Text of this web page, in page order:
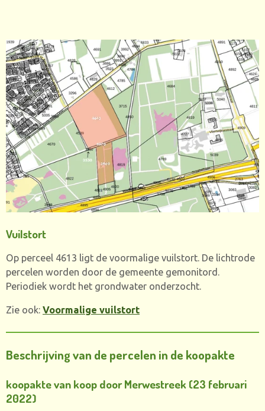
Vuilstort
Op perceel 4613 ligt de voormalige vuilstort. De lichtrode
percelen worden door de gemeente gemonitord.
Periodiek wordt het grondwater onderzocht.
Zie ook: Voormalige vuilstort
Beschrijving van de percelen in de koopakte
koopakte van koop door Merwestreek (23 februari
2022)